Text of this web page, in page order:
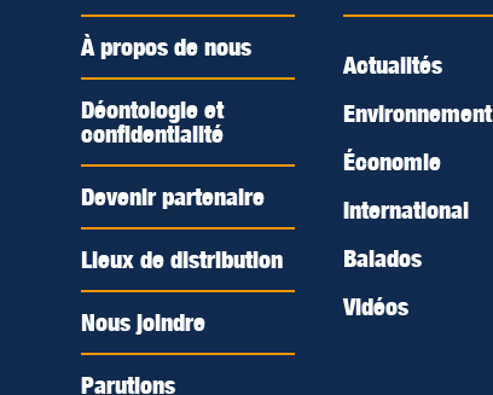
À propos de nous
Déontologie et
confidentialité
Devenir partenaire
Lieux de distribution
Nous joindre
Parutions
Actualités
Environnement
Économie
International
Balados
Vidéos